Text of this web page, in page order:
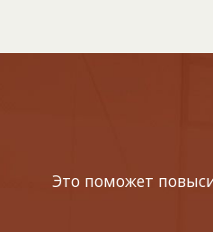
Это поможет